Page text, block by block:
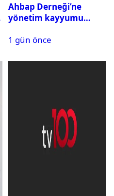
Ahbap Derneği’ne
yönetim kayyumu
açıldı
1 gün önce